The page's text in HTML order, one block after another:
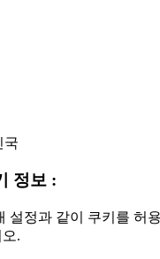
국
정보 :
설정과 같이 쿠키를 허
.